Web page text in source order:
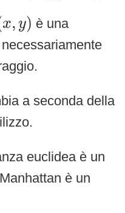
x, y)
x )
è una
a seconda della
euclidea è un
è un